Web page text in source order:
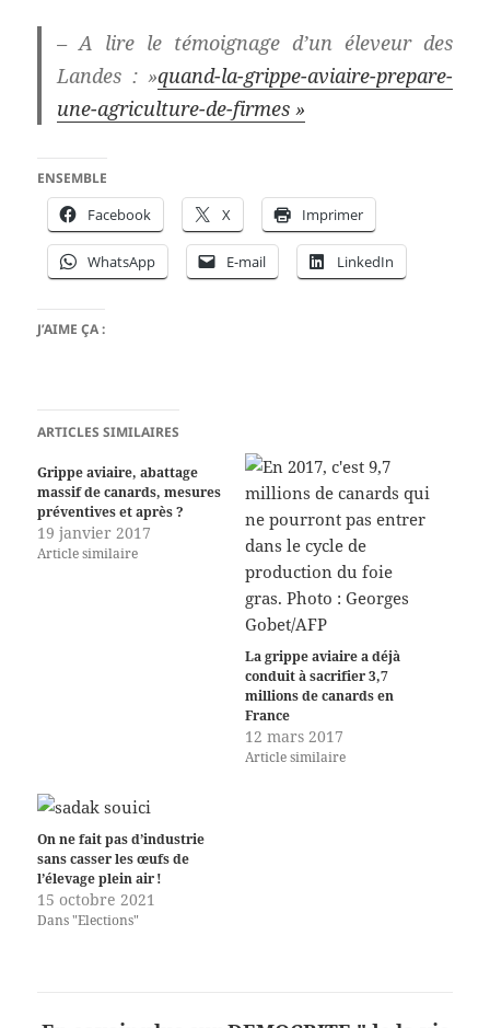
– A lire le témoignage d’un éleveur des
Landes : »quand-la-grippe-aviaire-prepare-
une-agriculture-de-firmes »
ENSEMBLE
Facebook X Imprimer
WhatsApp E-mail LinkedIn
J’AIME ÇA :
ARTICLES SIMILAIRES
Grippe aviaire, abattage
massif de canards, mesures
préventives et après ?
19 janvier 2017
Article similaire
La grippe aviaire a déjà
conduit à sacrifier 3,7
millions de canards en
France
12 mars 2017
Article similaire
On ne fait pas d’industrie
sans casser les œufs de
l’élevage plein air !
15 octobre 2021
Dans "Elections"